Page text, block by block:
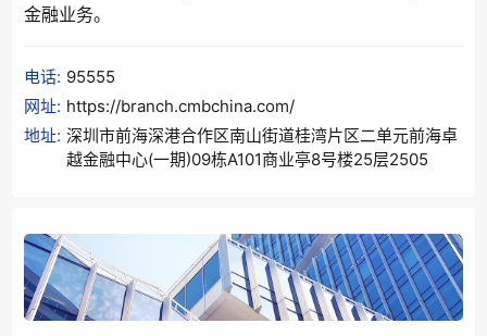
金融业务。
电话: 95555
网址: https://branch.cmbchina.com/
地址: 深圳市前海深港合作区南山街道桂湾片区二单元前海卓
越金融中心(一期)09栋A101商业亭8号楼25层2505